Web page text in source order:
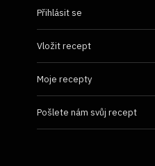
Přihlásit se
Vložit recept
Moje recepty
Pošlete nám svůj recept